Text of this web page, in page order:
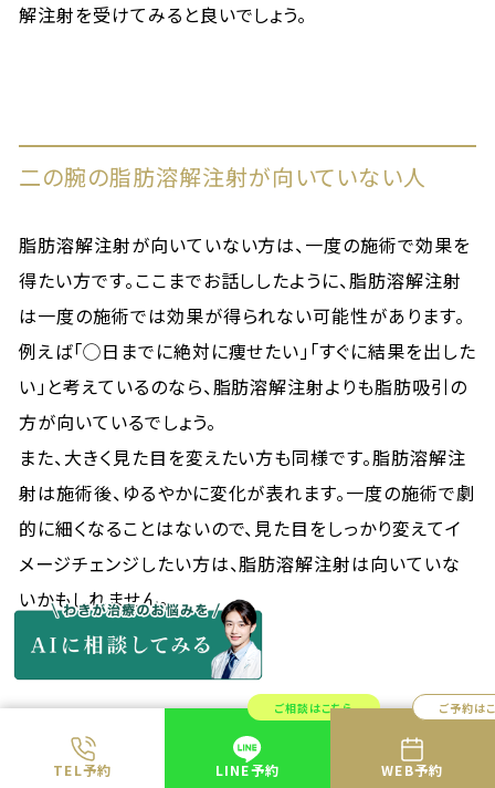
TEL予約
ご相談はこちら
LINE予約
ご予約は
WEB予約
解注射を受けてみると良いでしょう。
二の腕の脂肪溶解注射が向いていない人
脂肪溶解注射が向いていない方は、一度の施術で効果を
得たい方です。ここまでお話ししたように、脂肪溶解注射
は一度の施術では効果が得られない可能性があります。
例えば「◯日までに絶対に痩せたい」「すぐに結果を出した
い」と考えているのなら、脂肪溶解注射よりも脂肪吸引の
方が向いているでしょう。
また、大きく見た目を変えたい方も同様です。脂肪溶解注
射は施術後、ゆるやかに変化が表れます。一度の施術で劇
的に細くなることはないので、見た目をしっかり変えてイ
メージチェンジしたい方は、脂肪溶解注射は向いていな
いかもしれません。
共立美容外科で行っている脂肪溶解注射の種